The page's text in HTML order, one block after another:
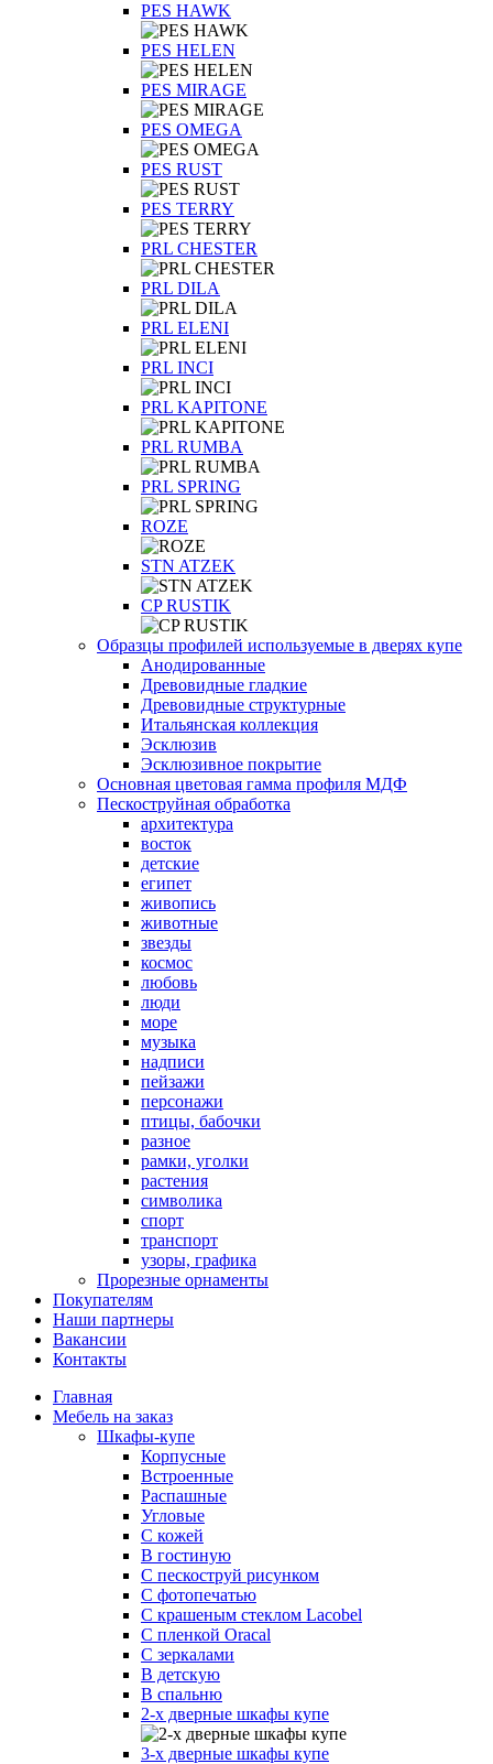
PES HAWK
PES HELEN
PES MIRAGE
PES OMEGA
PES RUST
PES TERRY
PRL CHESTER
PRL DILA
PRL ELENI
PRL INCI
PRL KAPITONE
PRL RUMBA
PRL SPRING
ROZE
STN ATZEK
СP RUSTIK
Образцы профилей используемые в дверях купе
Анодированные
Древовидные гладкие
Древовидные структурные
Итальянская коллекция
Эсклюзив
Эсклюзивное покрытие
Основная цветовая гамма профиля МДФ
Пескоструйная обработка
архитектура
восток
детские
египет
живопись
животные
звезды
космос
любовь
люди
море
музыка
надписи
пейзажи
персонажи
птицы, бабочки
разное
рамки, уголки
растения
символика
спорт
транспорт
узоры, графика
Прорезные орнаменты
Покупателям
Наши партнеры
Вакансии
Контакты
Главная
Мебель на заказ
Шкафы-купе
Корпусные
Встроенные
Распашные
Угловые
С кожей
В гостиную
С пескоструй рисунком
С фотопечатью
С крашеным стеклом Lacobel
С пленкой Oracal
С зеркалами
В детскую
В спальню
2-х дверные шкафы купе
3-х дверные шкафы купе